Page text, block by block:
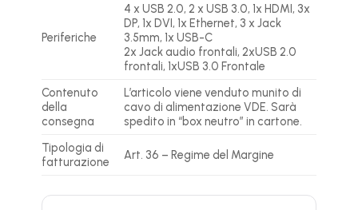
Periferiche
4 x USB 2.0, 2 x USB 3.0, 1x HDMI, 3x
DP, 1x DVI, 1x Ethernet, 3 x Jack
3.5mm, 1x USB-C
2x Jack audio frontali, 2xUSB 2.0
frontali, 1xUSB 3.0 Frontale
Contenuto
della
consegna
L’articolo viene venduto munito di
cavo di alimentazione VDE. Sarà
spedito in “box neutro” in cartone.
Tipologia di
fatturazione
Art. 36 – Regime del Margine